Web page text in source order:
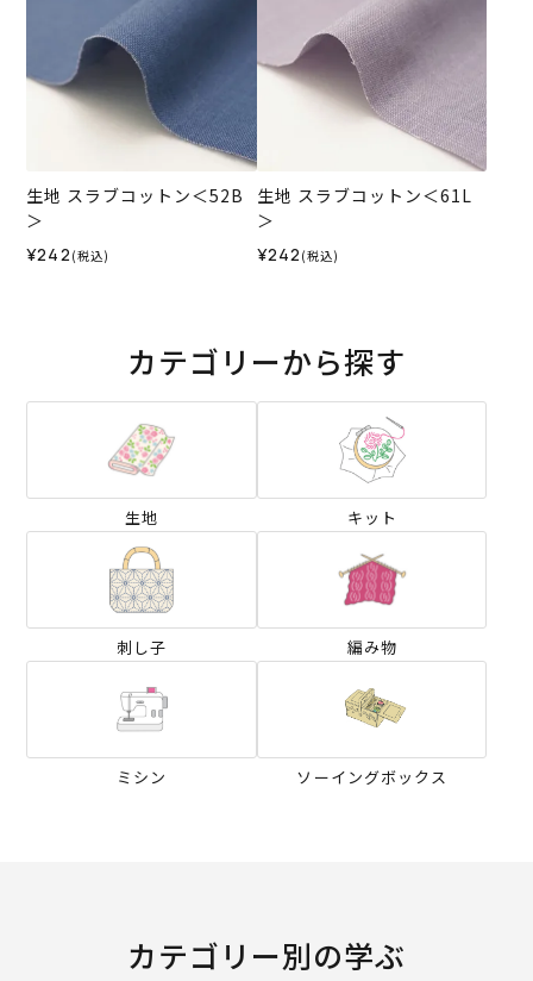
生地 スラブコットン＜52B
＞
¥242 (税込)
生地 スラブコットン＜61L
＞
¥242 (税込)
カテゴリーから探す
生地 キット
刺し子 編み物
ミシン ソーイングボックス
カテゴリー別の学ぶ